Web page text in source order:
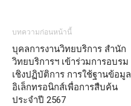
บทความก่อนหน้านี้
บุคลการงานวิทยบริการ สำนัก
วิทยบริการฯ เข้าร่วมการอบรม
เชิงปฏิบัติการ การใช้ฐานข้อมูล
อิเล็กทรอนิกส์เพื่อการสืบค้น
ประจำปี 2567